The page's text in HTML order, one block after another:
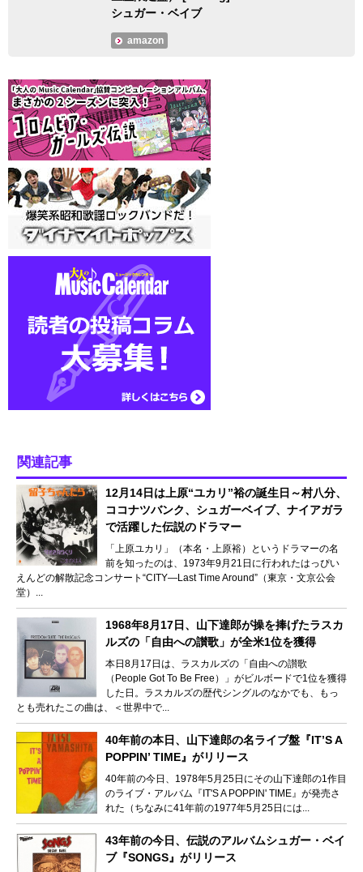
シュガー・ベイブ
amazon
関連記事
12月14日は上原“ユカリ”裕の誕生日～村八分、
ココナツバンク、シュガーベイブ、ナイアガラ
で活躍した伝説のドラマー
「上原ユカリ」（本名・上原裕）というドラマーの名
前を知ったのは、1973年9月21日に行われたはっぴい
えんどの解散記念コンサート“CITY—Last Time Around”（東京・文京公会
堂）...
1968年8月17日、山下達郎が操を捧げたラスカ
ルズの「自由への讃歌」が全米1位を獲得
本日8月17日は、ラスカルズの「自由への讃歌
（People Got To Be Free）」がビルボードで1位を獲得
した日。ラスカルズの歴代シングルのなかでも、もっ
とも売れたこの曲は、＜世界中で...
40年前の本日、山下達郎の名ライブ盤『IT’S A
POPPIN’ TIME』がリリース
40年前の今日、1978年5月25日にその山下達郎の1作目
のライブ・アルバム『IT'S A POPPIN' TIME』が発売さ
れた（ちなみに41年前の1977年5月25日には...
43年前の今日、伝説のアルバムシュガー・ベイ
ブ『SONGS』がリリース